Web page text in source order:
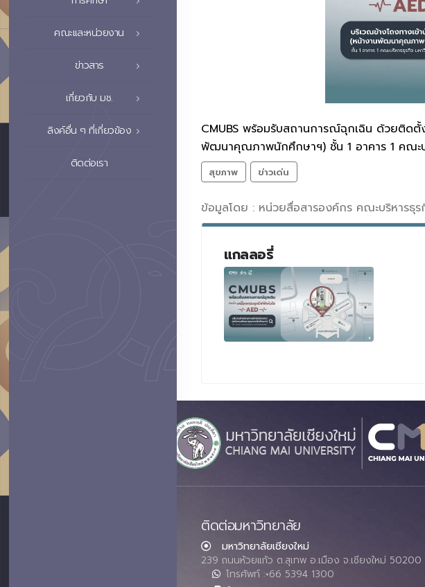
คณะและหน่วยงาน
ข่าวสาร
เกี่ยวกับ มช.
ลิงค์อื่น ๆ ที่เกี่ยวข้อง
ติดต่อเรา
CMUBS พร้อมรับสถานการณ์ฉุกเฉิน ด้วยติดตั้
พัฒนาคุณภาพนักศึกษาฯ) ชั้น 1 อาคาร 1 คณะบ
สุขภาพ ข่าวเด่น
ข้อมูลโดย : หน่วยสื่อสารองค์กร คณะบริหารธุร
แกลลอรี่
ติดต่อมหาวิทยาลัย
มหาวิทยาลัยเชียงใหม่
239 ถนนห้วยแก้ว ต.สุเทพ อ.เมือง จ.เชียงใหม่ 50200
โทรศัพท์ :+66 5394 1300